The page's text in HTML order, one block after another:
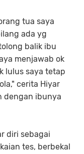
tua saya
ada yg
balik ibu
menjawab ok
lulus saya tetap
cerita Hiyar
dengan ibunya
diri sebagai
tes, berbekal